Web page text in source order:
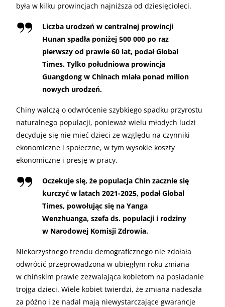
była w kilku prowincjach najniższa od dziesięcioleci.
Liczba urodzeń w centralnej prowincji
Hunan spadła poniżej 500 000 po raz
pierwszy od prawie 60 lat, podał Global
Times. Tylko południowa prowincja
Guangdong w Chinach miała ponad milion
nowych urodzeń.
Chiny walczą o odwrócenie szybkiego spadku przyrostu
naturalnego populacji, ponieważ wielu młodych ludzi
decyduje się nie mieć dzieci ze względu na czynniki
ekonomiczne i społeczne, w tym wysokie koszty
ekonomiczne i presję w pracy.
Oczekuje się, że populacja Chin zacznie się
kurczyć w latach 2021-2025, podał Global
Times, powołując się na Yanga
Wenzhuanga, szefa ds. populacji i rodziny
w Narodowej Komisji Zdrowia.
Niekorzystnego trendu demograficznego nie zdołała
odwrócić przeprowadzona w ubiegłym roku zmiana
w chińskim prawie zezwalająca kobietom na posiadanie
trojga dzieci. Wiele kobiet twierdzi, że zmiana nadeszła
za późno i że nadal mają niewystarczające gwarancje